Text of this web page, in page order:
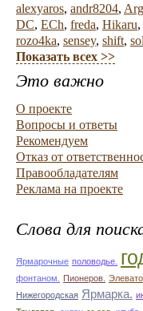
alexyaros, andr8204,
DC, ECh, freda, Hikaru,
rozo4ka, sensey, shift,
Показать всех >>
Это важно
О проекте
Вопросы и ответы
Рекомендуем
Отказ от
Правообладателям
Реклама на проекте
Слова для
Ярмарочные половодье.
фонтаном.
Пионеров.
Нижегородская Ярмарка.